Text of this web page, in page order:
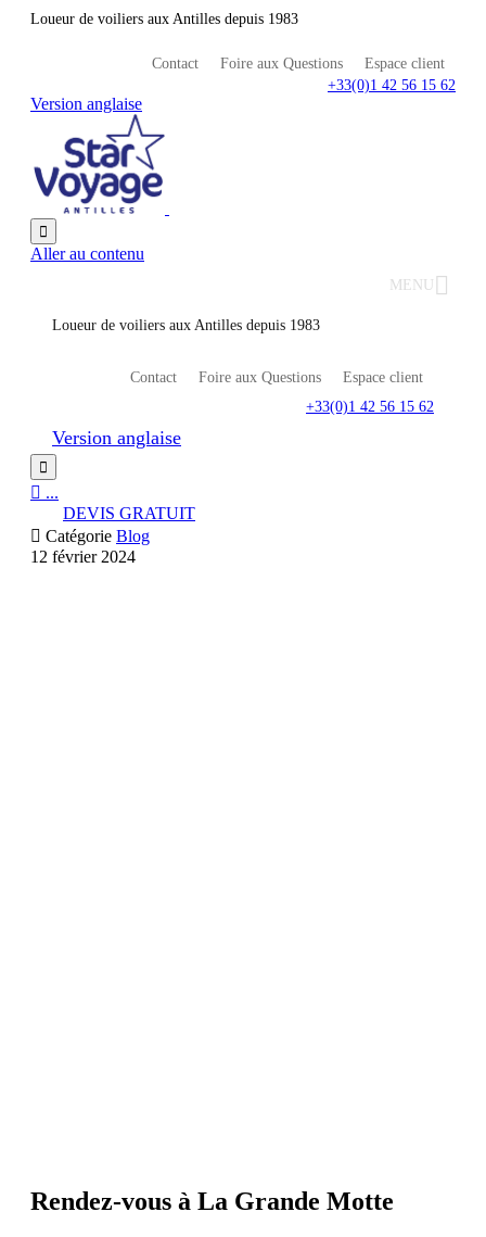
Loueur de voiliers aux Antilles depuis 1983
Contact Foire aux Questions
Espace client
+33(0)1 42 56 15 62
Version anglaise

Aller au contenu
MENU
Loueur de voiliers aux Antilles depuis 1983
Contact Foire aux Questions
Espace client
+33(0)1 42 56 15 62
Version anglaise

 ...
DEVIS GRATUIT
 Catégorie Blog
12 février 2024
Rendez-vous à La Grande Motte